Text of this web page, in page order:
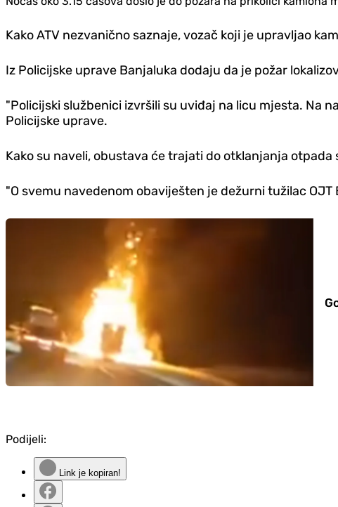
Kako ATV nezvanično saznaje, vozač koji je upravljao
Iz Policijske uprave Banjaluka dodaju da je požar
"Policijski službenici izvršili su uviđaj na licu mjesta. Na
Policijske uprave.
Kako su naveli, obustava će trajati do otklanjanja otpada
"O svemu navedenom obaviješten je dežurni tužilac
Podijeli:
Link je kopiran!